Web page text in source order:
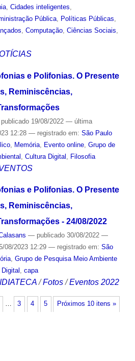
, Cidades inteligentes
Pública, Políticas Públicas
Computação, Ciências Sociais
e Polifonias. O Presente
Reminiscências,
publicado19/08/2022 — última
12:28 — registrado em: São Paulo
, Memória, Evento online, Grupo de
Cultura Digital Filosofia
e Polifonias. O Presente
Reminiscências,
- 24/08/2022
— publicado30/08/2022 —
08/2023 12:29 — registrado em: São
, Grupo de Pesquisa Meio Ambiente
, capa
/Fotos /Eventos 2022
Próximos 10 itens »
… 3 4 5